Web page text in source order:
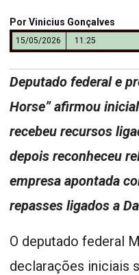
Por Vinicius Gonçalves
15/05/2026 11:25
Deputado federal e
Horse” afirmou
recebeu recursos
depois reconheceu
empresa apontada
repasses ligados a
O deputado federal
declarações iniciais